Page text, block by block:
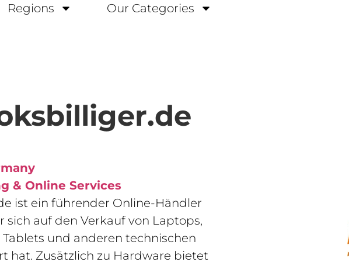
Regions Our Categories
& Online Services
ist ein führender Online-Händler
sich auf den Verkauf von Laptops,
Tablets und anderen technischen
hat. Zusätzlich zu Hardware bietet